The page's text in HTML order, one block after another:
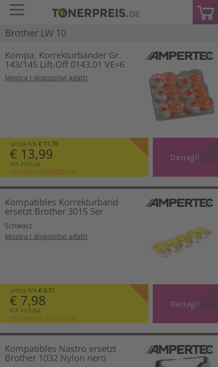
Brother LW 10
Kompa. Korrekturbänder Gr.
143/145 Lift-Off 0143.01 VE=6
Mostra i dispositivi adatti
senza IVA€ 11,76
€ 13,99
IVA inclusa.
più spese di spedizione
Dettagli
Kompatibles Korrekturband
ersetzt Brother 3015 5er
Schwarz
Mostra i dispositivi adatti
senza IVA€ 6,71
€ 7,98
IVA inclusa.
più spese di spedizione
Dettagli
Kompatibles Nastro ersetzt
Brother 1032 Nylon nero